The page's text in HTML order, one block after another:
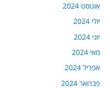
אוגוסט 2024
יולי 2024
יוני 2024
מאי 2024
אפריל 2024
פברואר 2024